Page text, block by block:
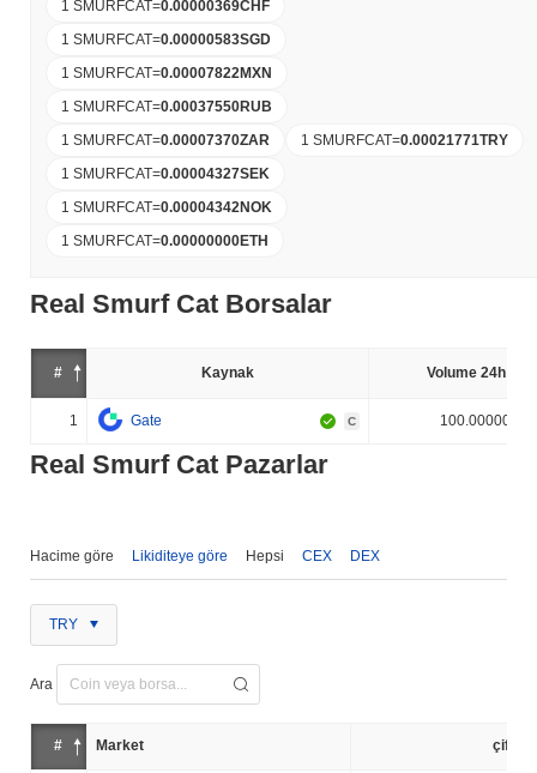
1 SMURFCAT=0.00000369CHF
1 SMURFCAT=0.00000583SGD
1 SMURFCAT=0.00007822MXN
1 SMURFCAT=0.00037550RUB
1 SMURFCAT=0.00007370ZAR 1 SMURFCAT=0.00021771TRY
1 SMURFCAT=0.00004327SEK
1 SMURFCAT=0.00004342NOK
1 SMURFCAT=0.00000000ETH
Real Smurf Cat Borsalar
# Kaynak Volume 24h (%)
1 Gate C 100.000000%
Real Smurf Cat Pazarlar
Hacime göre Likiditeye göre Hepsi CEX DEX
TRY
Ara
# Market çift